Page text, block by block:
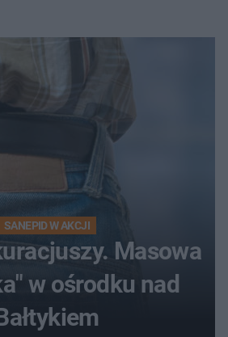
SANEPID W AKCJI
Masowa
w ośrodku nad